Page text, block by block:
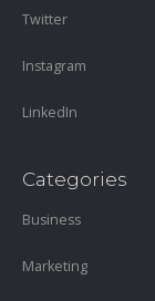
Twitter
Instagram
LinkedIn
Categories
Business
Marketing